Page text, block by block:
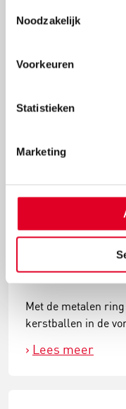
Noodzakelijk
Voorkeuren
Statistieken
Marketing
versieringen aan
kerstballenboom
Lees meer
Knutselidee:
Met de metalen
kerstballen in de
Lees meer